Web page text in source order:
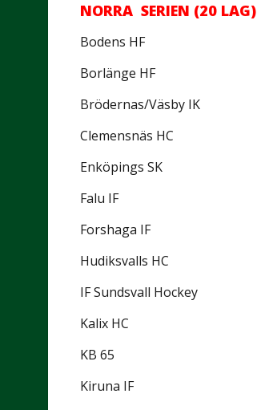
NORRA SERIEN (20 LAG)
Bodens HF
Borlänge HF
Brödernas/Väsby IK
Clemensnäs HC
Enköpings SK
Falu IF
Forshaga IF
Hudiksvalls HC
IF Sundsvall Hockey
Kalix HC
KB 65
Kiruna IF